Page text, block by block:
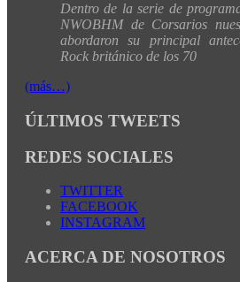
Dentro de la serie de
NWOBHM de Corsarios
abordaron su principal
Rock británico de los 70
(más…)
ÚLTIMOS TWEETS
REDES SOCIALES
TWITTER
FACEBOOK
INSTAGRAM
ACERCA DE NOSOTROS